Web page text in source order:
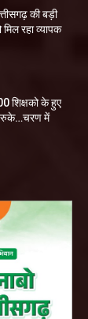
की बड़ी
रहा व्यापक
शिक्षको के हुए
रुके…चरण में